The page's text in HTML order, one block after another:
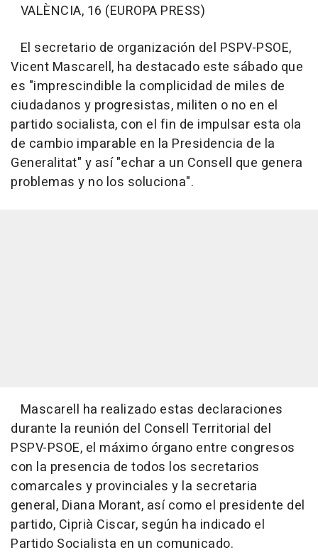
VALÈNCIA, 16 (EUROPA PRESS)
El secretario de organización del PSPV-PSOE,
Vicent Mascarell, ha destacado este sábado que
es "imprescindible la complicidad de miles de
ciudadanos y progresistas, militen o no en el
partido socialista, con el fin de impulsar esta ola
de cambio imparable en la Presidencia de la
Generalitat" y así "echar a un Consell que genera
problemas y no los soluciona".
Mascarell ha realizado estas declaraciones
durante la reunión del Consell Territorial del
PSPV-PSOE, el máximo órgano entre congresos
con la presencia de todos los secretarios
comarcales y provinciales y la secretaria
general, Diana Morant, así como el presidente del
partido, Ciprià Ciscar, según ha indicado el
Partido Socialista en un comunicado.